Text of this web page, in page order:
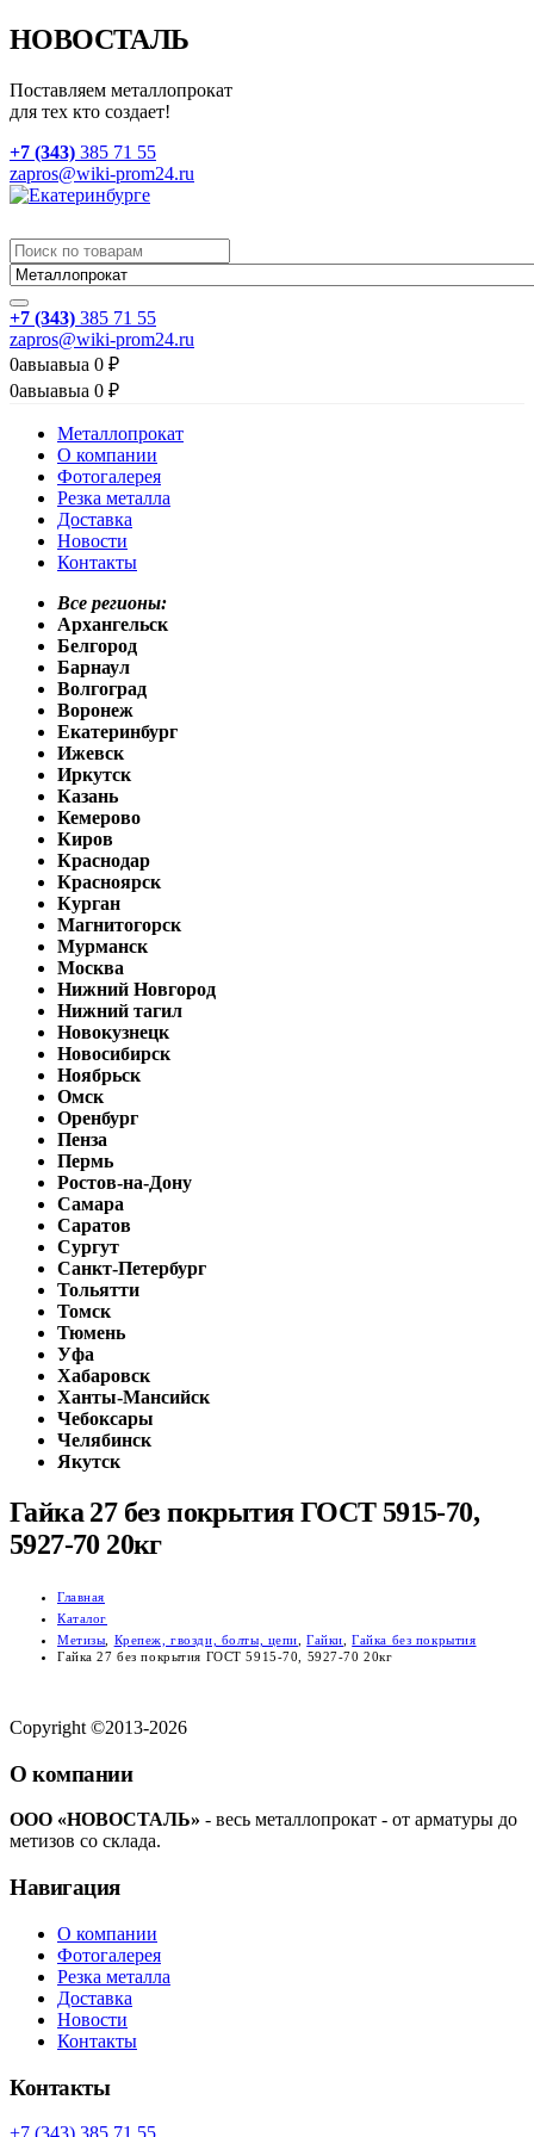
НОВОСТАЛЬ
Поставляем металлопрокат
для тех кто создает!
+7 (343) 385 71 55
zapros@wiki-prom24.ru
+7 (343) 385 71 55
zapros@wiki-prom24.ru
0авыавыа 0 ₽
0авыавыа 0 ₽
Металлопрокат
О компании
Фотогалерея
Резка металла
Доставка
Новости
Контакты
Все регионы:
Архангельск
Белгород
Барнаул
Волгоград
Воронеж
Екатеринбург
Ижевск
Иркутск
Казань
Кемерово
Киров
Краснодар
Красноярск
Курган
Магнитогорск
Мурманск
Москва
Нижний Новгород
Нижний тагил
Новокузнецк
Новосибирск
Ноябрьск
Омск
Оренбург
Пенза
Пермь
Ростов-на-Дону
Самара
Саратов
Сургут
Санкт-Петербург
Тольятти
Томск
Тюмень
Уфа
Хабаровск
Ханты-Мансийск
Чебоксары
Челябинск
Якутск
Гайка 27 без покрытия ГОСТ 5915-70,
5927-70 20кг
Главная
Каталог
Метизы
Крепеж, гвозди, болты, цепи ,Гайки ,Гайка без покрытия
Гайка 27 без покрытия ГОСТ 5915-70, 5927-70 20кг
Copyright ©2013-2026
О компании
ООО «НОВОСТАЛЬ» - весь металлопрокат - от арматуры до
метизов со склада.
Навигация
О компании
Фотогалерея
Резка металла
Доставка
Новости
Контакты
Контакты